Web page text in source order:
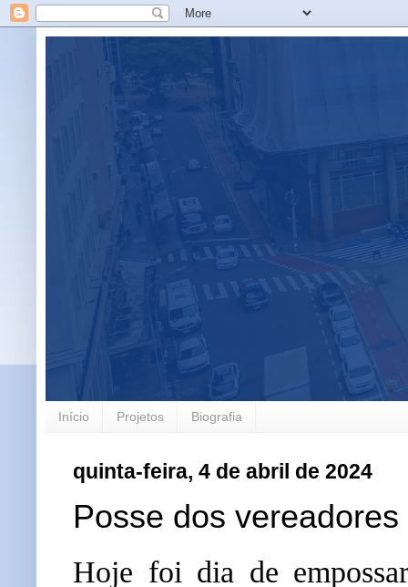
Início Projetos Biografia
quinta-feira, 4 de abril de 2024
Posse dos
Hoje foi dia de